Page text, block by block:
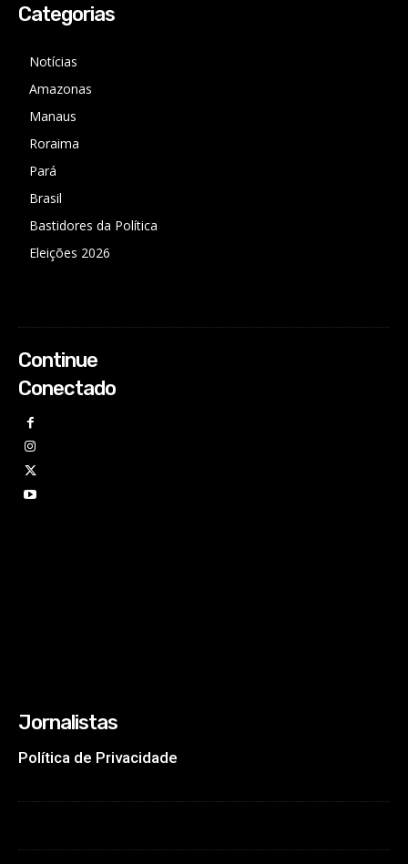
Categorias
Notícias
Amazonas
Manaus
Roraima
Pará
Brasil
Bastidores da Política
Eleições 2026
Continue
Conectado
Jornalistas
Política de Privacidade